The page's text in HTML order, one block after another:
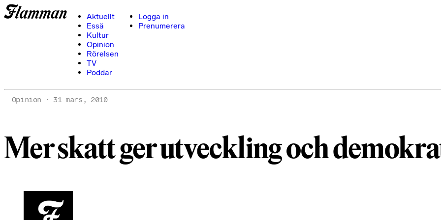
Aktuellt
Essä
Kultur
Opinion
Rörelsen
TV
Poddar
Logga in
Prenumerera
Opinion 31 mars, 2010
Mer skatt ger utveckling och